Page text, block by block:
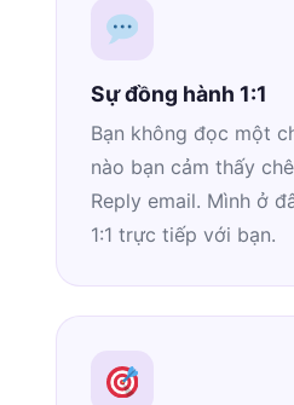
Sự đồng hành 1:1
Bạn không đọc một
nào bạn cảm thấy
Reply email. Mình ở
1:1 trực tiếp với bạn.